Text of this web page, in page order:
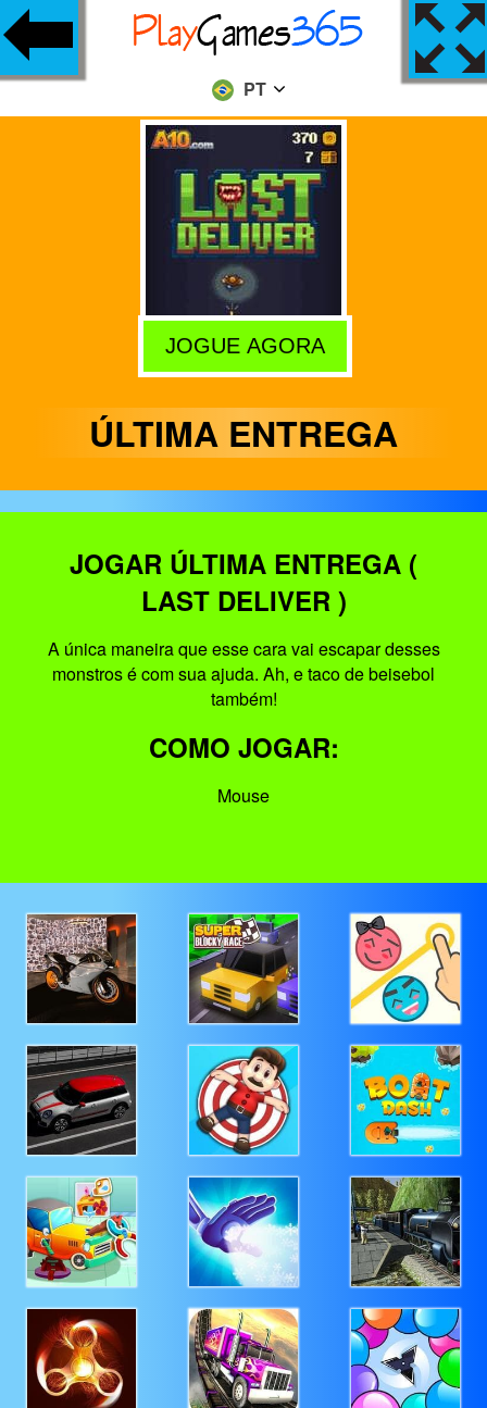
PT
JOGUE AGORA
ÚLTIMA ENTREGA
JOGAR ÚLTIMA ENTREGA (
LAST DELIVER )
A única maneira que esse cara vai escapar desses
monstros é com sua ajuda. Ah, e taco de beisebol
também!
COMO JOGAR:
Mouse